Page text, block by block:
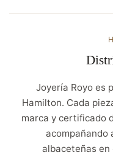
Joyería Royo es
Hamilton. Cada
marca y certificado
acompañando
albaceteñas